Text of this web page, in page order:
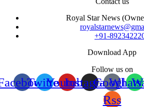
Royal Star News
+91-
Download App
Follow us on
TwitterYoutube
Instagram
Google
Rss